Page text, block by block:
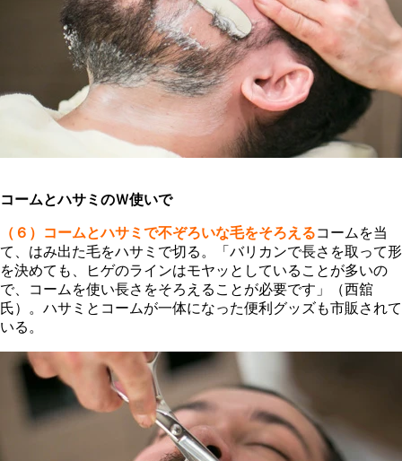
コームとハサミのＷ使いで
（６）コームとハサミで不ぞろいな毛をそろえるコームを当
て、はみ出た毛をハサミで切る。「バリカンで長さを取って形
を決めても、ヒゲのラインはモヤッとしていることが多いの
で、コームを使い長さをそろえることが必要です」（西舘
氏）。ハサミとコームが一体になった便利グッズも市販されて
いる。